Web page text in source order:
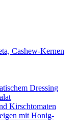
Cashew-Kernen
Dressing
Kirschtomaten
mit Honig-